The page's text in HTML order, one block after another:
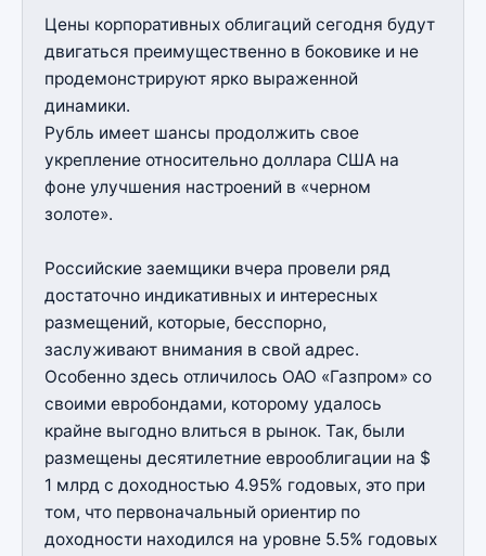
Цены корпоративных облигаций сегодня будут
двигаться преимущественно в боковике и не
продемонстрируют ярко выраженной
динамики.
Рубль имеет шансы продолжить свое
укрепление относительно доллара США на
фоне улучшения настроений в «черном
золоте».
Российские заемщики вчера провели ряд
достаточно индикативных и интересных
размещений, которые, бесспорно,
заслуживают внимания в свой адрес.
Особенно здесь отличилось ОАО «Газпром» со
своими евробондами, которому удалось
крайне выгодно влиться в рынок. Так, были
размещены десятилетние еврооблигации на $
1 млрд с доходностью 4.95% годовых, это при
том, что первоначальный ориентир по
доходности находился на уровне 5.5% годовых